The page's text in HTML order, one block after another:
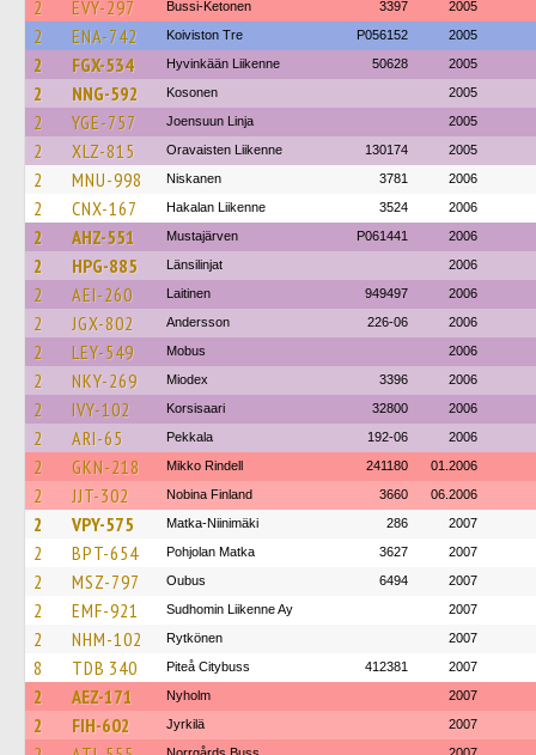
2 EVY-297 Bussi-Ketonen 3397 2005
2 ENA-742 Koiviston Tre P056152 2005
2 FGX-534 Hyvinkään Liikenne 50628 2005
2 NNG-592 Kosonen 2005
2 YGE-757 Joensuun Linja 2005
2 XLZ-815 Oravaisten Liikenne 130174 2005
2 MNU-998 Niskanen 3781 2006
2 CNX-167 Hakalan Liikenne 3524 2006
2 AHZ-551 Mustajärven P061441 2006
2 HPG-885 Länsilinjat 2006
2 AEI-260 Laitinen 949497 2006
2 JGX-802 Andersson 226-06 2006
2 LEY-549 Mobus 2006
2 NKY-269 Miodex 3396 2006
2 IVY-102 Korsisaari 32800 2006
2 ARI-65 Pekkala 192-06 2006
2 GKN-218 Mikko Rindell 241180 01.2006
2 JJT-302 Nobina Finland 3660 06.2006
2 VPY-575 Matka-Niinimäki 286 2007
2 BPT-654 Pohjolan Matka 3627 2007
2 MSZ-797 Oubus 6494 2007
2 EMF-921 Sudhomin Liikenne Ay 2007
2 NHM-102 Rytkönen 2007
8 TDB 340 Piteå Citybuss 412381 2007
2 AEZ-171 Nyholm 2007
2 FIH-602 Jyrkilä 2007